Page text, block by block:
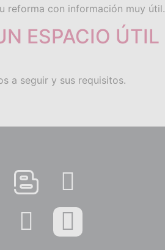
reforma con información muy útil.
ESPACIO ÚTIL
a seguir y sus requisitos.